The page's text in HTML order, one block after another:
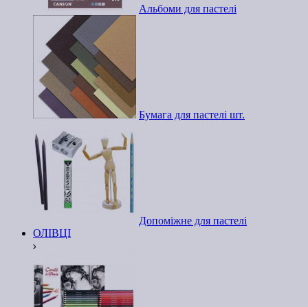
Альбоми для пастелі
Бумага для пастелі шт.
Допоміжне для пастелі
ОЛІВЦІ